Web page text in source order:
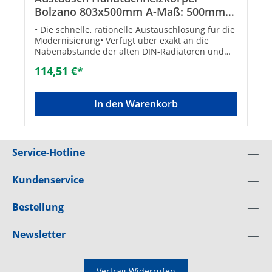
Bolzano 803x500mm A-Maß: 500mm
Farbe weiß
• Die schnelle, rationelle Austauschlösung für die
Modernisierung• Verfügt über exakt an die
Nabenabstände der alten DIN-Radiatoren und
Austausch ist ohne Änderung der
Geeignet für Heizstab: Ja• Baulänge: 500 bzw. 600
mm• Betriebsdruck: max. 10 bar• Anschlüsse: 6 x
DN 15 (1/2“)• Beidseitig montierbar, links und
rechts verwendbar• Lieferumfang:- Heizkörper-
Wandhalterungen- EntlüftungsventilTechnische
DatenMaterial: StahlFarbe: Weiß RAL
/ 272 / 177Achsmaß [mm]: 500
114,51 €*
In den Warenkorb
Service-Hotline
Kundenservice
Bestellung
Newsletter